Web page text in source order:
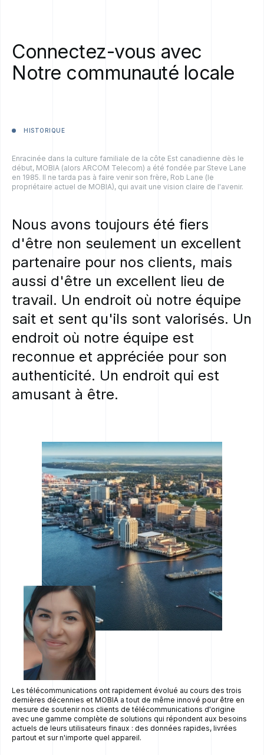
Connectez-vous avec
Notre communauté locale
HISTORIQUE
Enracinée dans la culture familiale de la côte Est canadienne dès le
début, MOBIA (alors ARCOM Telecom) a été fondée par Steve Lane
en 1985. Il ne tarda pas à faire venir son frère, Rob Lane (le
propriétaire actuel de MOBIA), qui avait une vision claire de l'avenir.
Nous avons toujours été fiers
d'être non seulement un excellent
partenaire pour nos clients, mais
aussi d'être un excellent lieu de
travail. Un endroit où notre équipe
sait et sent qu'ils sont valorisés. Un
endroit où notre équipe est
reconnue et appréciée pour son
authenticité. Un endroit qui est
amusant à être.
Les télécommunications ont rapidement évolué au cours des trois
dernières décennies et MOBIA a tout de même innové pour être en
mesure de soutenir nos clients de télécommunications d'origine
avec une gamme complète de solutions qui répondent aux besoins
actuels de leurs utilisateurs finaux : des données rapides, livrées
partout et sur n'importe quel appareil.